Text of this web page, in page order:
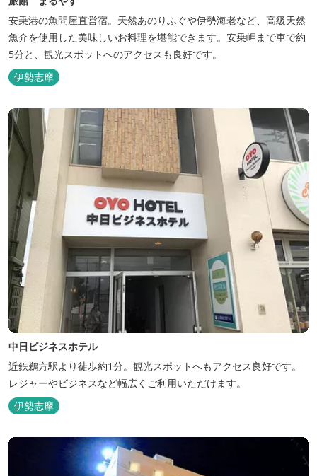
安乗港の魚問屋直営宿。天然あのりふぐや伊勢海老など、高級天然
魚介を使用した美味しいお料理を堪能できます。安乗岬まで車で約
5分と、観光スポットへのアクセスも良好です。
伊勢志摩
中日ビジネスホテル
近鉄鵜方駅より徒歩約1分。観光スポットへもアクセス良好です。
レジャーやビジネスなど幅広くご利用いただけます。
伊勢志摩